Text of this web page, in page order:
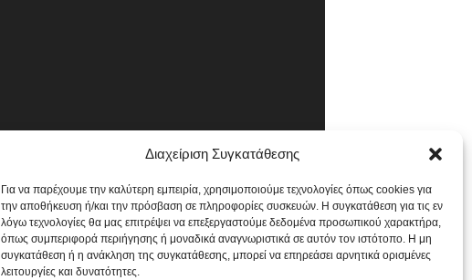
Διαχείριση Συγκατάθεσης
Για να παρέχουμε την καλύτερη εμπειρία, χρησιμοποιούμε τεχνολογίες όπως cookies για
την αποθήκευση ή/και την πρόσβαση σε πληροφορίες συσκευών. Η συγκατάθεση για τις εν
λόγω τεχνολογίες θα μας επιτρέψει να επεξεργαστούμε δεδομένα προσωπικού χαρακτήρα,
όπως συμπεριφορά περιήγησης ή μοναδικά αναγνωριστικά σε αυτόν τον ιστότοπο. Η μη
συγκατάθεση ή η ανάκληση της συγκατάθεσης, μπορεί να επηρεάσει αρνητικά ορισμένες
λειτουργίες και δυνατότητες.